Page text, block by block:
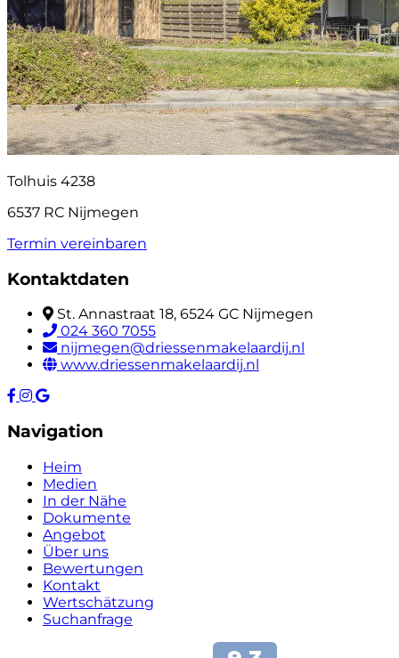
Tolhuis 4238
6537 RC Nijmegen
Termin vereinbaren
Kontaktdaten
St. Annastraat 18, 6524 GC Nijmegen
024 360 7055
nijmegen@driessenmakelaardij.nl
www.driessenmakelaardij.nl
Navigation
Heim
Medien
In der Nähe
Dokumente
Angebot
Über uns
Bewertungen
Kontakt
Wertschätzung
Suchanfrage